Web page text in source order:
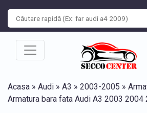
Acasa » Audi » A3 » 2003-2005 »
Armatura bara fata Audi A3 2003 2004